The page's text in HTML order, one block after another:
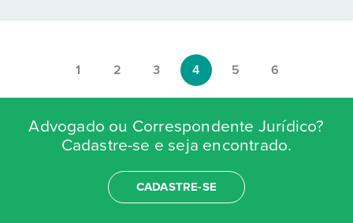
1 2 3 4 5 6
Advogado ou Correspondente Jurídico?
Cadastre-se e seja encontrado.
CADASTRE-SE